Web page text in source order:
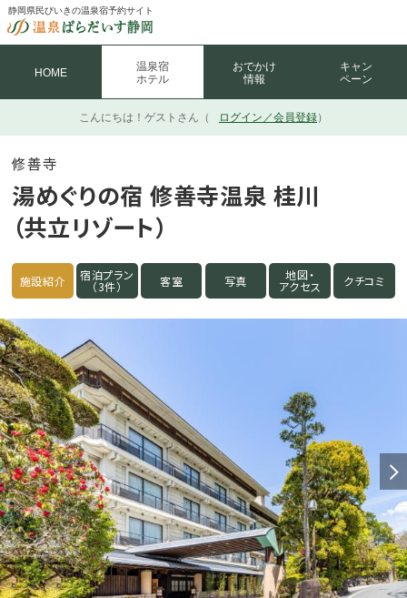
静岡県民びいきの温泉宿予約サイト
HOME
温泉宿
ホテル
おでかけ
情報
キャン
ペーン
こんにちは！ ゲストさん（ ログイン／会員登録）
修善寺
湯めぐりの宿 修善寺温泉 桂川
（共立リゾート）
施設紹介 宿泊プラン
（3件） 客室 写真 地図・
アクセス クチコミ